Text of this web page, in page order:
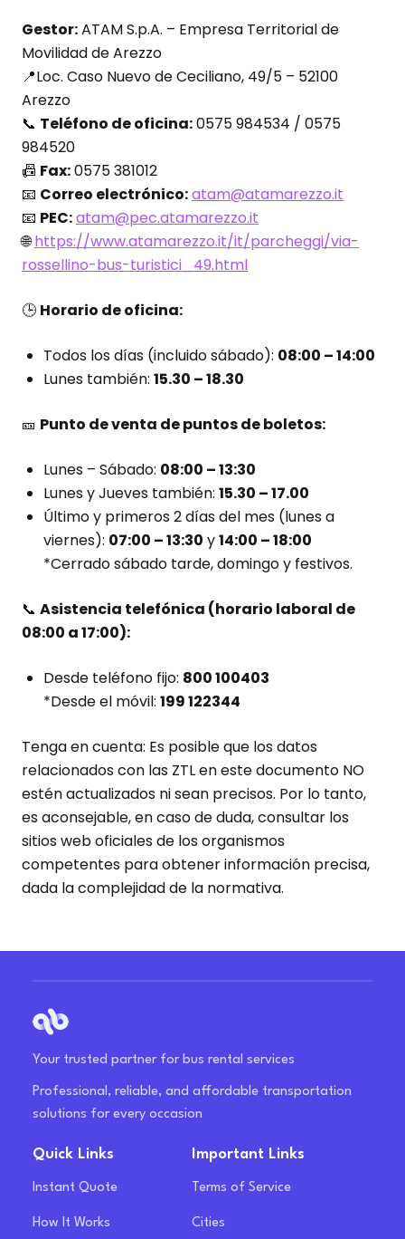
Gestor:ATAM S.p.A. – Empresa Territorial de
Movilidad de Arezzo
📍Loc. Caso Nuevo de Ceciliano, 49/5 – 52100
Arezzo
📞 Teléfono de oficina:0575 984534 / 0575
984520
📠 Fax:0575 381012
📧 Correo electrónico:atam@atamarezzo.it
📧 PEC:atam@pec.atamarezzo.it
🌐https://www.atamarezzo.it/it/parcheggi/via-
rossellino-bus-turistici_49.html
🕒 Horario de oficina:
Todos los días (incluido sábado): 08:00 – 14:00
Lunes también: 15.30 – 18.30
🎫 Punto de venta de puntos de boletos:
Lunes – Sábado: 08:00 – 13:30
Lunes y Jueves también: 15.30 – 17.00
Último y primeros 2 días del mes (lunes a
viernes): 07:00 – 13:30 y14:00 – 18:00
*Cerrado sábado tarde, domingo y festivos.
📞 Asistencia telefónica (horario laboral de
08:00 a 17:00):
Desde teléfono fijo: 800 100403
*Desde el móvil: 199 122344
Tenga en cuenta: Es posible que los datos
relacionados con las ZTL en este documento NO
estén actualizados ni sean precisos. Por lo tanto,
es aconsejable, en caso de duda, consultar los
sitios web oficiales de los organismos
competentes para obtener información precisa,
dada la complejidad de la normativa.
Your trusted partner for bus rental services
Professional, reliable, and affordable transportation
solutions for every occasion
Quick Links
Instant Quote
How It Works
Important Links
Terms of Service
Cities